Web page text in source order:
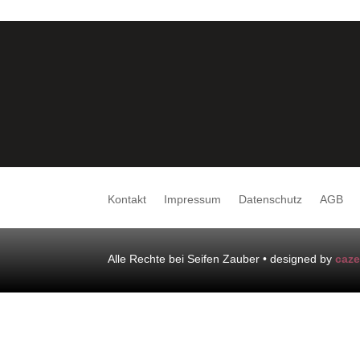
Kontakt Impressum Datenschutz AGB
Alle Rechte bei Seifen Zauber • designed bycaze